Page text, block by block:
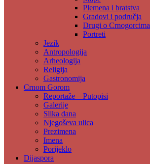
Plemena i bratstva
Gradovi i područja
Drugi o Crnogorcima
Portreti
Jezik
Antropologija
Arheologija
Religija
Gastronomija
Crnom Gorom
Reportaže – Putopisi
Galerije
Slika dana
Njegoševa ulica
Prezimena
Imena
Porijeklo
Dijaspora